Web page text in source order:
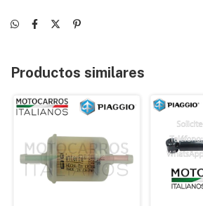
Productos similares